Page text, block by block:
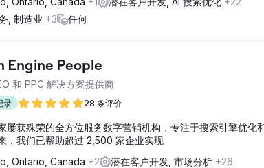
, 制造业 +3 任何
Engine People
和 PPC 解决方案提供商
录 28 条评价
屡获殊荣的全方位服务数字营销机构，专注于搜索引擎优化
，我们已帮助超过 2,500 家企业实现
Ontario, Canada +2 潜在客户开发, 市场分析 +26